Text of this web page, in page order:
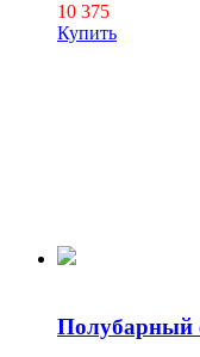
10 375
Купить
Полубарный